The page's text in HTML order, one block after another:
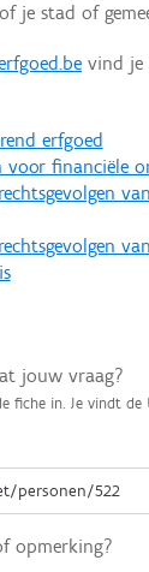
je stad of
vind je
erfgoed
voor financiële
jouw vraag?
fiche in. Je vindt de
opmerking?